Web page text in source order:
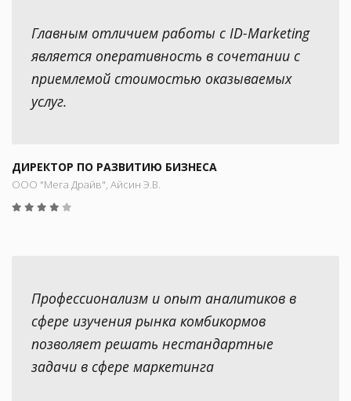
Главным отличием работы с ID-Marketing
является оперативность в сочетании с
приемлемой стоимостью оказываемых
услуг.
ДИРЕКТОР ПО РАЗВИТИЮ БИЗНЕСА
ООО "Мега Драйв", Айсин Э.В.
Профессионализм и опыт аналитиков в
сфере изучения рынка комбикормов
позволяет решать нестандартные
задачи в сфере маркетинга